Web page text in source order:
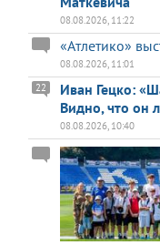
08.08.2026, 11:22
«Атлетико»
08.08.2026, 11:01
Иван Гецко:
Видно, что он
22
08.08.2026, 10:40